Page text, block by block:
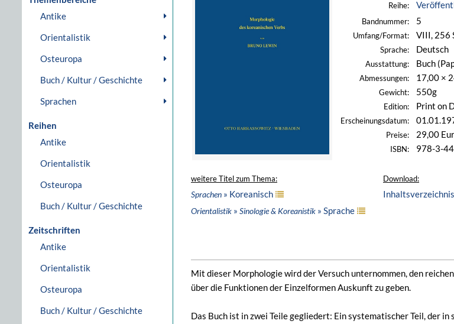
Antike
Orientalistik
Osteuropa
Buch / Kultur / Geschichte
Sprachen
Reihen
Antike
Orientalistik
Osteuropa
Buch / Kultur / Geschichte
Zeitschriften
Antike
Orientalistik
Osteuropa
Buch / Kultur / Geschichte
Reihe:
Bandnummer: 5
Umfang/Format: VIII, 256
Sprache: Deutsch
Ausstattung: Buch
Abmessungen: 17,00 ×
Gewicht: 550g
Edition: Print on
Erscheinungsdatum:
Preise: 29,00
ISBN: 978-3-
weitere Titel zum Thema:
Sprachen » Koreanisch
Orientalistik » Sinologie & Koreanistik » Sprache
Download:
Inhaltsverzeichnis
Mit dieser Morphologie wird der Versuch unternommen, den
über die Funktionen der Einzelformen Auskunft zu geben.
Das Buch ist in zwei Teile gegliedert: Ein systematischer Teil, der